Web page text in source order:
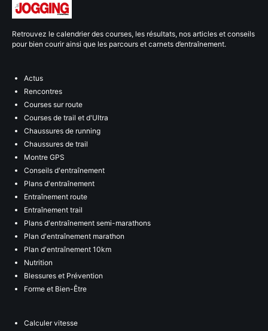
Retrouvez le calendrier des courses, les résultats, nos articles et conseils
pour bien courir ainsi que les parcours et carnets d’entraînement.
Actus
Rencontres
Courses sur route
Courses de trail et d'Ultra
Chaussures de running
Chaussures de trail
Montre GPS
Conseils d'entraînement
Plans d'entraînement
Entraînement route
Entraînement trail
Plans d'entraînement semi-marathons
Plan d'entraînement marathon
Plan d'entraînement 10km
Nutrition
Blessures et Prévention
Forme et Bien-Être
Calculer vitesse